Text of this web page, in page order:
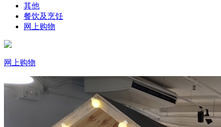
其他
餐饮及烹饪
网上购物
网上购物